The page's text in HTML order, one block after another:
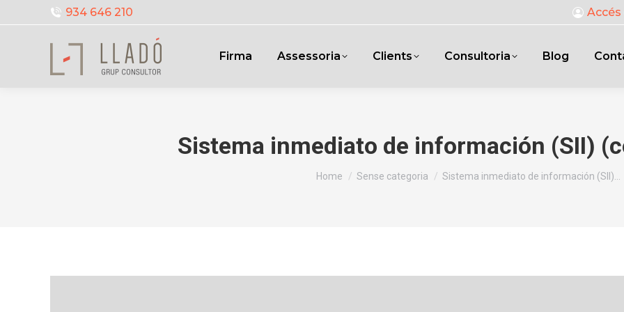
934 646 210
Firma Assessoria Clients Consultoria Blog
Sistema inmediato de información (SII)
You are here:
Home Sense categoria Sistema inmediato de información (SII)…